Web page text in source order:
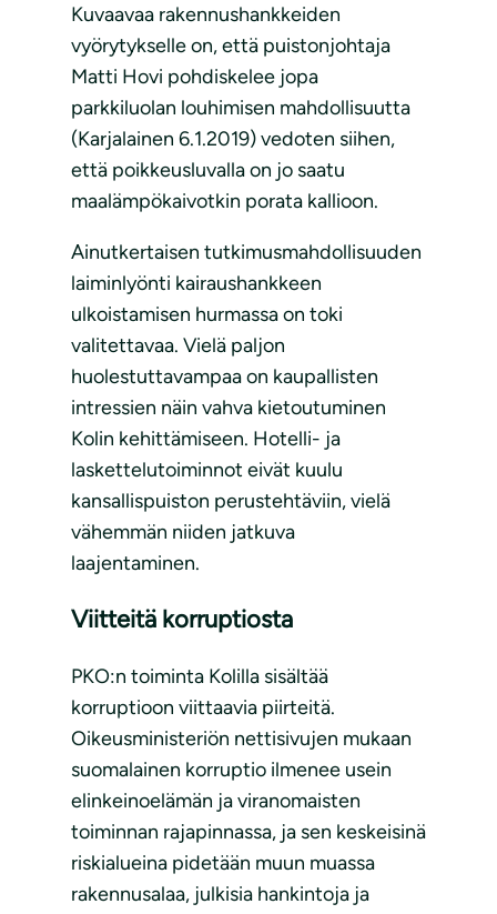
Kuvaavaa rakennushankkeiden
vyörytykselle on, että puistonjohtaja
Matti Hovi pohdiskelee jopa
parkkiluolan louhimisen mahdollisuutta
(Karjalainen 6.1.2019) vedoten siihen,
että poikkeusluvalla on jo saatu
maalämpökaivotkin porata kallioon.
Ainutkertaisen tutkimusmahdollisuuden
laiminlyönti kairaushankkeen
ulkoistamisen hurmassa on toki
valitettavaa. Vielä paljon
huolestuttavampaa on kaupallisten
intressien näin vahva kietoutuminen
Kolin kehittämiseen. Hotelli- ja
laskettelutoiminnot eivät kuulu
kansallispuiston perustehtäviin, vielä
vähemmän niiden jatkuva
laajentaminen.
Viitteitä korruptiosta
PKO:n toiminta Kolilla sisältää
korruptioon viittaavia piirteitä.
Oikeusministeriön nettisivujen mukaan
suomalainen korruptio ilmenee usein
elinkeinoelämän ja viranomaisten
toiminnan rajapinnassa, ja sen keskeisinä
riskialueina pidetään muun muassa
rakennusalaa, julkisia hankintoja ja